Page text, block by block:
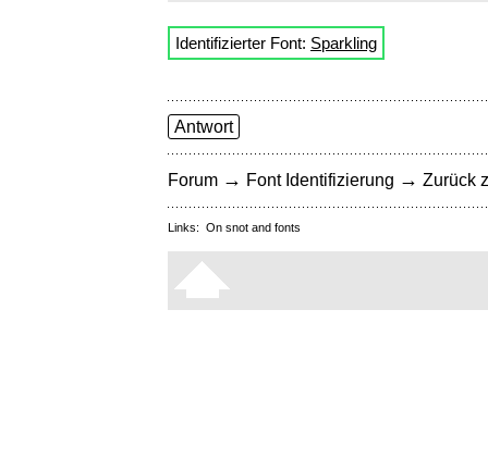
Identifizierter Font: Sparkling
Antwort
Forum → Font Identifizierung → Zurück
Links: On snot and fonts